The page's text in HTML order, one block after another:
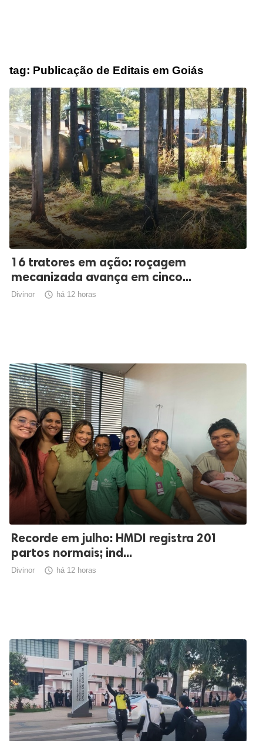
tag: Publicação de Editais em Goiás
16 tratores em ação: roçagem
mecanizada avança em cinco...
Divinor  há 12 horas
Recorde em julho: HMDI registra 201
partos normais; ind...
Divinor  há 12 horas